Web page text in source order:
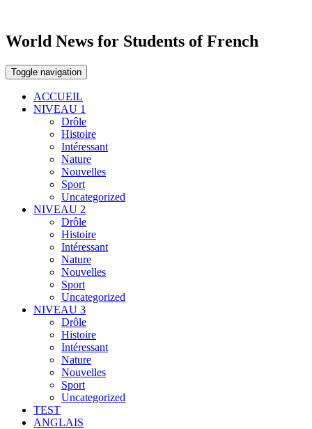
World News for Students of French
Toggle navigation
ACCUEIL
NIVEAU 1
Drôle
Histoire
Intéressant
Nature
Nouvelles
Sport
Uncategorized
NIVEAU 2
Drôle
Histoire
Intéressant
Nature
Nouvelles
Sport
Uncategorized
NIVEAU 3
Drôle
Histoire
Intéressant
Nature
Nouvelles
Sport
Uncategorized
TEST
ANGLAIS